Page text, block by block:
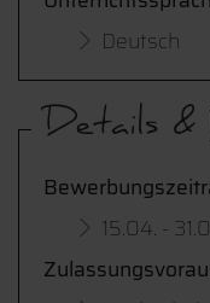
Deutsch
Details &
15.04. -